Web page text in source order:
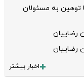
توهین به مسئولان
رضاییان
رضاییان
اخبار بیشتر